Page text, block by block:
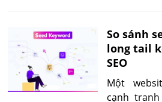
nghiên cứu
và chiến
sẽ giúp
khóa phù
thực tế và
So sánh
long tail
SEO
Một
cạnh